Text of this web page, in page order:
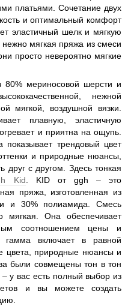
платьями. Сочетание двух
и оптимальный комфорт
эластичный шелк и мягкую
мягкая пряжа из смеси
просто невероятно мягкие
80% мериносовой шерсти и
нежной
мягкой, воздушной вязки.
плавную, эластичную
и приятна на ощупь.
показывает трендовый цвет
и природные нюансы,
друг с другом. Здесь тонкая
Kid . KID от ggh – это
пряжа, изготовленная из
и 30% полиамида. Смесь
мягкая. Она обеспечивает
соотношением цены и
гамма включает в равной
цвета, природные нюансы и
были совмещены тон в тон
у вас есть полный выбор из
и вы можете создать